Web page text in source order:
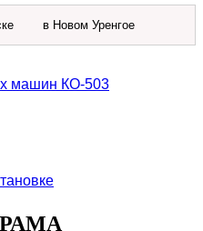
в Новом Уренгое
машин КО-503